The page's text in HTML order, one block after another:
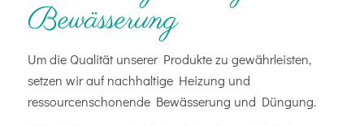
Bewässerung
Um die Qualität unserer Produkte zu gewährleisten,
setzen wir auf nachhaltige Heizung und
ressourcenschonende Bewässerung und Düngung.